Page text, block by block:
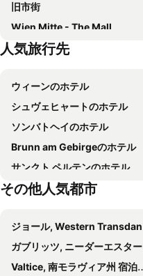
旧市街
Wien Mitte - The Mall
U2 Station Stadion
ホーフブルク宮殿
Favoriten
Landstraße
Archäologischer Park Carnuntum
Neusiedler See
Hauptplatz
Ružinov
Kútiky
Friedhof St. Marx
人気旅行先
ウィーンのホテル
シュヴェヒャートのホテル
ソンバトヘイのホテル
Brunn am Gebirgeのホテル
サンクト ペルテンのホテル
その他人気都市
ジョール, Western Transdanubia 宿泊施設 -
ガブリッツ, ニーダーエスターライヒ州 宿泊施設 -
Valtice, 南モラヴィア州 宿泊施設 -